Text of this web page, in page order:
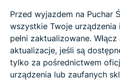
Przed wyjazdem na Puchar
wszystkie Twoje urządzenia
pełni zaktualizowane.
aktualizacje, jeśli są
tylko za pośrednictwem
urządzenia lub zaufanych